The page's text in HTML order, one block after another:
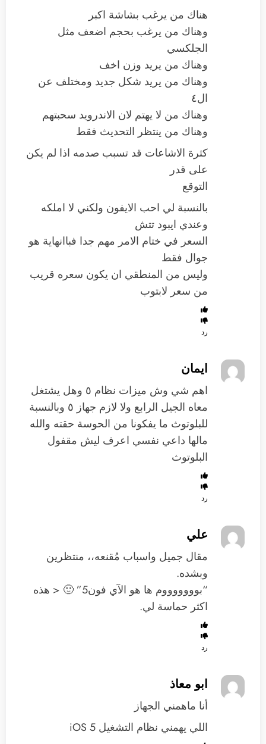
هناك من يرغب بشاشة اكبر
وهناك من يرغب بحجم اضعف مثل
الجلكسي
وهناك من يريد وزن اخف
وهناك من يريد شكل جديد ومختلف عن
ال٤
وهناك من لا يهتم لان الاندرويد سحبتهم
وهناك من ينتظر التحديث فقط
كثرة الاشاعات قد تسبب صدمه اذا لم يكن
على قدر
التوقع
بالنسبة لي احب الايفون ولكني لا املكه
وعندي ايبود تتش
السعر في ختام الامر مهم جدا فباانهاية هو
جوال فقط
وليس من المنطقي ان يكون سعره قريب
من سعر لابتوب
رد
ايمان
اهم شي وش ميزات نظام ٥ وهل يشتغل
معاه الجيل الرابع ولا لازم جهاز ٥ وبالنسبة
للبلوتوث ما يفكونا من الحوسة حقته والله
مالها داعي نفسي اعرف ليش مقفول
البلوتوث
رد
علي
مقال جميل واسباب مُقنعه،، منتظرين
وبشده.
“بوووووووم ها هو الآي فون5” 🙂 < هذه
اكثر حماسة لي.
رد
ابو معاذ
أنا ماهمني الجهاز
اللي يهمني نظام التشغيل iOS 5